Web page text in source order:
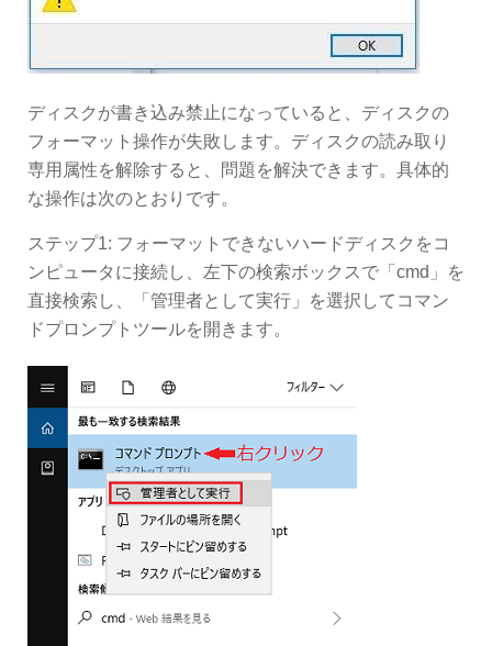
ディスクが書き込み禁止になっていると、ディスクの
フォーマット操作が失敗します。ディスクの読み取り
専用属性を解除すると、問題を解決できます。具体的
な操作は次のとおりです。
ステップ1: フォーマットできないハードディスクをコ
ンピュータに接続し、左下の検索ボックスで「cmd」を
直接検索し、「管理者として実行」を選択してコマン
ドプロンプトツールを開きます。